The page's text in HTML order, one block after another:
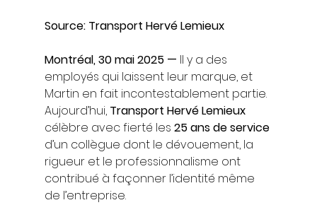
Source: Transport Hervé Lemieux
Montréal, 30 mai 2025 — Il y a des
employés qui laissent leur marque, et
Martin en fait incontestablement partie.
Aujourd’hui, Transport Hervé Lemieux
célèbre avec fierté les 25 ans de service
d’un collègue dont le dévouement, la
rigueur et le professionnalisme ont
contribué à façonner l’identité même
de l’entreprise.